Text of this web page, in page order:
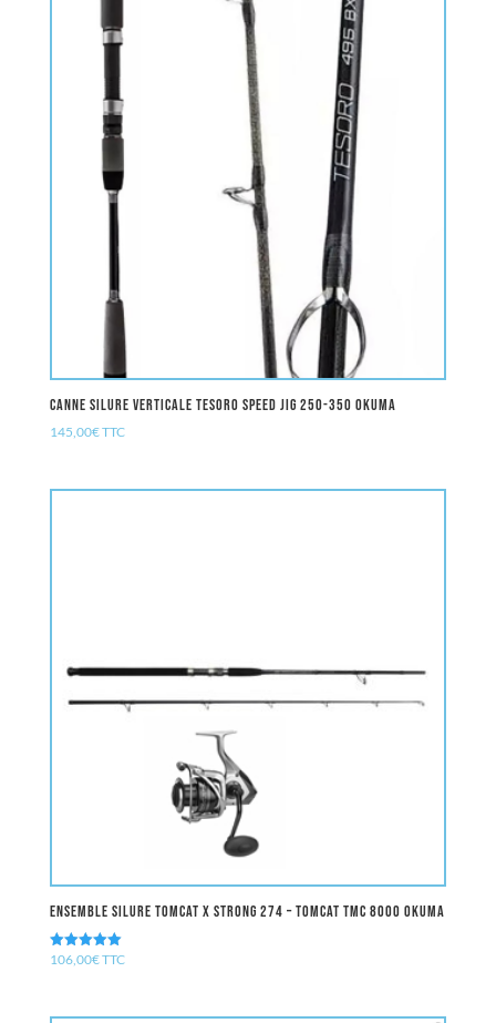
Canne Silure Verticale Tesoro Speed Jig 250-350 OKUMA
145,00€TTC
Ensemble Silure Tomcat X Strong 274 – Tomcat TMC 8000 OKUMA
Note
106,00€TTC